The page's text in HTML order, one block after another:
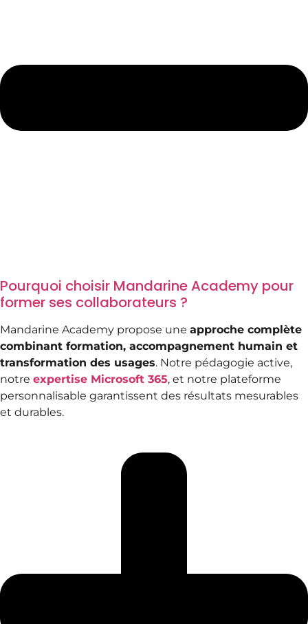
Pourquoi choisir Mandarine Academy pour
former ses collaborateurs ?
Mandarine Academy propose une approche complète
combinant formation, accompagnement humain et
transformation des usages. Notre pédagogie active,
notre expertise Microsoft 365, et notre plateforme
personnalisable garantissent des résultats mesurables
et durables.